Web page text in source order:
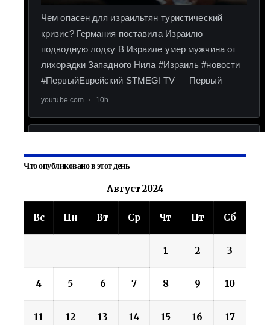
Что опубликовано в этот день
Август 2024
Вс Пн Вт Ср Чт Пт Сб
1 2 3
4 5 6 7 8 9 10
11 12 13 14 15 16 17